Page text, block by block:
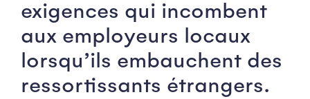
exigences qui incombent
aux employeurs locaux
lorsqu’ils embauchent des
ressortissants étrangers.